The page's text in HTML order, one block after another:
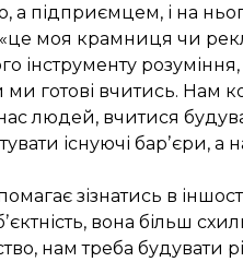
підприємцем, і на
моя крамниця чи
інструменту
готові вчитись. Нам
нас людей, вчитися
існуючі барʼєри, а
зізнатись в
вона більш
нам треба будувати